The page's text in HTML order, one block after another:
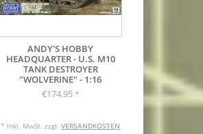
ANDY'S HOBBY
HEADQUARTER - U.S. M10
TANK DESTROYER
"WOLVERINE" - 1:16
€174,95 *
* Inkl. MwSt. zzgl.VERSANDKOSTEN